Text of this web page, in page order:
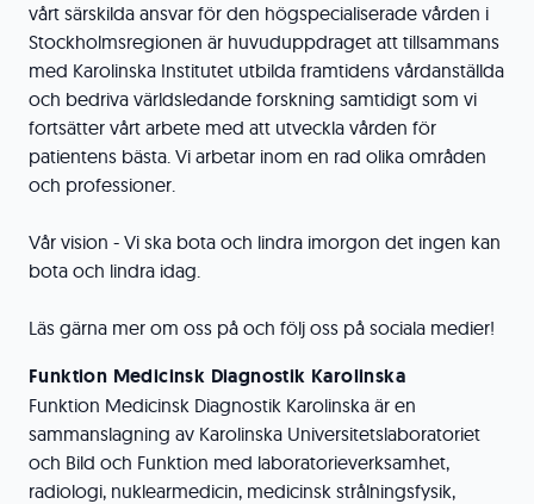
vårt särskilda ansvar för den högspecialiserade vården i
Stockholmsregionen är huvuduppdraget att tillsammans
med Karolinska Institutet utbilda framtidens vårdanställda
och bedriva världsledande forskning samtidigt som vi
fortsätter vårt arbete med att utveckla vården för
patientens bästa. Vi arbetar inom en rad olika områden
och professioner.
Vår vision - Vi ska bota och lindra imorgon det ingen kan
bota och lindra idag.
Läs gärna mer om oss på och följ oss på sociala medier!
Funktion Medicinsk Diagnostik Karolinska
Funktion Medicinsk Diagnostik Karolinska är en
sammanslagning av Karolinska Universitetslaboratoriet
och Bild och Funktion med laboratorieverksamhet,
radiologi, nuklearmedicin, medicinsk strålningsfysik,